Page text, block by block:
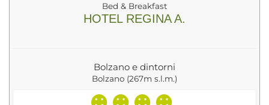
Bed & Breakfast
HOTEL REGINA A.
Bolzano e dintorni
Bolzano (267m s.l.m.)